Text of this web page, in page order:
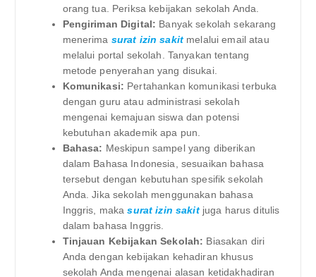
orang tua. Periksa kebijakan sekolah Anda.
Pengiriman Digital: Banyak sekolah sekarang
menerima surat izin sakit melalui email atau
melalui portal sekolah. Tanyakan tentang
metode penyerahan yang disukai.
Komunikasi: Pertahankan komunikasi terbuka
dengan guru atau administrasi sekolah
mengenai kemajuan siswa dan potensi
kebutuhan akademik apa pun.
Bahasa: Meskipun sampel yang diberikan
dalam Bahasa Indonesia, sesuaikan bahasa
tersebut dengan kebutuhan spesifik sekolah
Anda. Jika sekolah menggunakan bahasa
Inggris, makasurat izin sakitjuga harus ditulis
dalam bahasa Inggris.
Tinjauan Kebijakan Sekolah: Biasakan diri
Anda dengan kebijakan kehadiran khusus
sekolah Anda mengenai alasan ketidakhadiran